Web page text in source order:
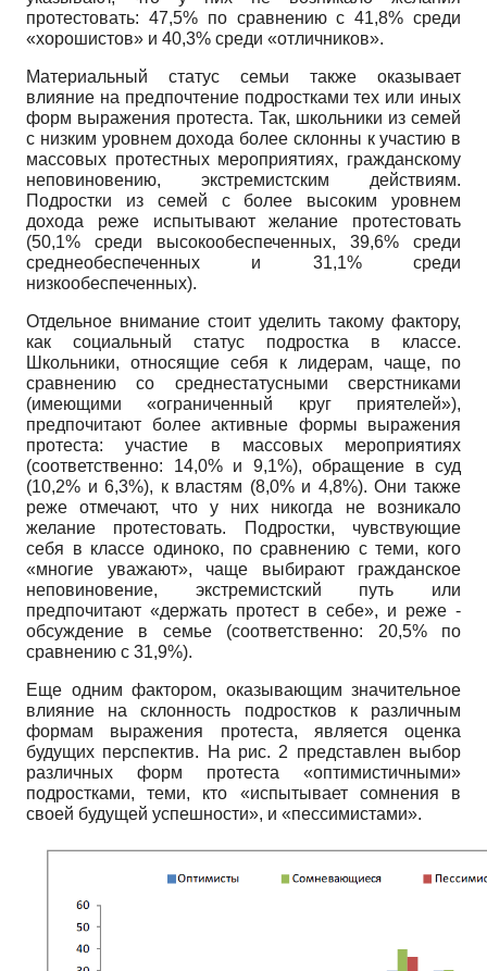
протестовать: 47,5% по сравнению с 41,8% среди
«хорошистов» и 40,3% среди «отличников».
Материальный статус семьи также оказывает
влияние на предпочтение подростками тех или иных
форм выражения протеста. Так, школьники из семей
с низким уровнем дохода более склонны к участию в
массовых протестных мероприятиях, гражданскому
неповиновению, экстремистским действиям.
Подростки из семей с более высоким уровнем
дохода реже испытывают желание протестовать
(50,1% среди высокообеспеченных, 39,6% среди
среднеобеспеченных и 31,1% среди
низкообеспеченных).
Отдельное внимание стоит уделить такому фактору,
как социальный статус подростка в классе.
Школьники, относящие себя к лидерам, чаще, по
сравнению со среднестатусными сверстниками
(имеющими «ограниченный круг приятелей»),
предпочитают более активные формы выражения
протеста: участие в массовых мероприятиях
(соответственно: 14,0% и 9,1%), обращение в суд
(10,2% и 6,3%), к властям (8,0% и 4,8%). Они также
реже отмечают, что у них никогда не возникало
желание протестовать. Подростки, чувствующие
себя в классе одиноко, по сравнению с теми, кого
«многие уважают», чаще выбирают гражданское
неповиновение, экстремистский путь или
предпочитают «держать протест в себе», и реже -
обсуждение в семье (соответственно: 20,5% по
сравнению с 31,9%).
Еще одним фактором, оказывающим значительное
влияние на склонность подростков к различным
формам выражения протеста, является оценка
будущих перспектив. На рис. 2 представлен выбор
различных форм протеста «оптимистичными»
подростками, теми, кто «испытывает сомнения в
своей будущей успешности», и «пессимистами».